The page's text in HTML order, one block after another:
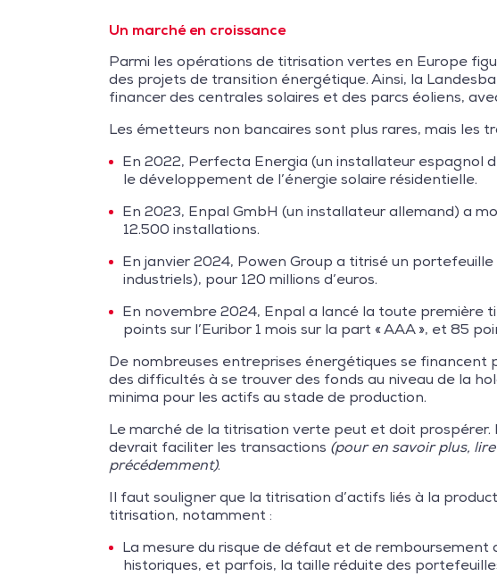
Un marché en croissance
Parmi les opérations de titrisation vertes en Europe
des projets de transition énergétique. Ainsi, la
financer des centrales solaires et des parcs éoliens,
Les émetteurs non bancaires sont plus rares, mais les
En 2022, Perfecta Energia (un installateur espagnol
le développement de l’énergie solaire résidentielle.
En 2023, Enpal GmbH (un installateur allemand) a
12.500 installations.
En janvier 2024, Powen Group a titrisé un
industriels), pour 120 millions d’euros.
En novembre 2024, Enpal a lancé la toute première
points sur l’Euribor 1 mois sur la part « AAA », et 85
De nombreuses entreprises énergétiques se
des difficultés à se trouver des fonds au niveau de la
minima pour les actifs au stade de production.
Le marché de la titrisation verte peut et doit
devrait faciliter les transactions (pour en savoir plus,
précédemment).
Il faut souligner que la titrisation d’actifs liés à la
titrisation, notamment :
La mesure du risque de défaut et de
historiques, et parfois, la taille réduite des